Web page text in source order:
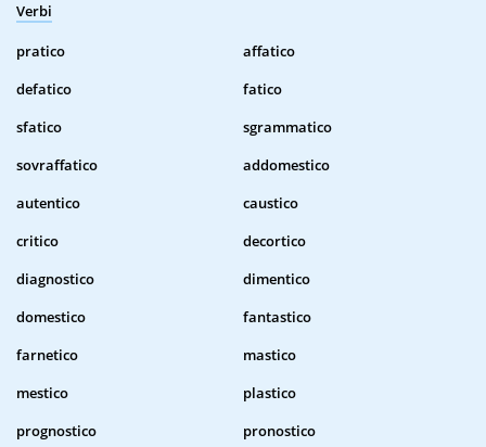
Verbi
pratico
affatico
defatico
fatico
sfatico
sgrammatico
sovraffatico
addomestico
autentico
caustico
critico
decortico
diagnostico
dimentico
domestico
fantastico
farnetico
mastico
mestico
plastico
prognostico
pronostico